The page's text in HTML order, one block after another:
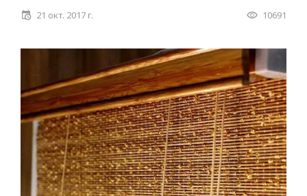
21 окт. 2017 г. 10691